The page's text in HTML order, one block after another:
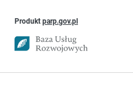
Produkt parp.gov.plUwaga, link